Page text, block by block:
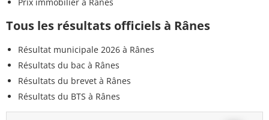
Prix immobilier à Rânes
Tous les résultats officiels à Rânes
Résultat municipale 2026 à Rânes
Résultats du bac à Rânes
Résultats du brevet à Rânes
Résultats du BTS à Rânes